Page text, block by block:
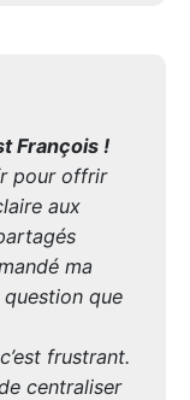
François !
pour offrir
aux
ma
que
frustrant.
centraliser